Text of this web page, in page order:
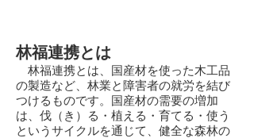
林福連携とは
林福連携とは、国産材を使った木工品
の製造など、林業と障害者の就労を結び
つけるものです。国産材の需要の増加
は、伐（き）る・植える・育てる・使う
というサイクルを通じて、健全な森林の